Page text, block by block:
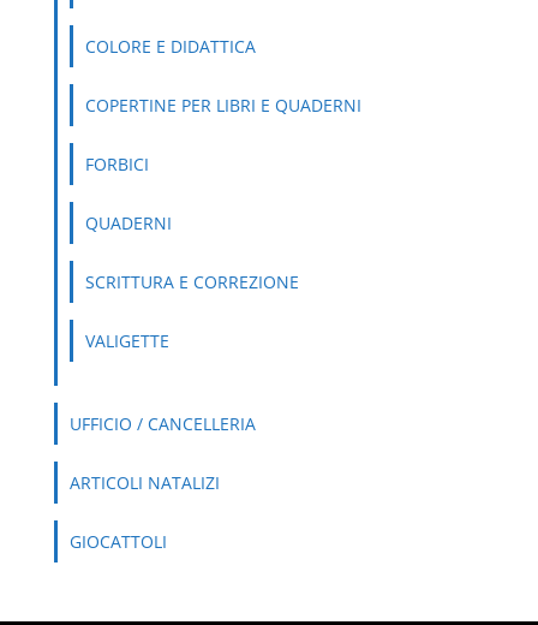
COLORE E DIDATTICA
COPERTINE PER LIBRI E QUADERNI
FORBICI
QUADERNI
SCRITTURA E CORREZIONE
VALIGETTE
UFFICIO / CANCELLERIA
ARTICOLI NATALIZI
GIOCATTOLI